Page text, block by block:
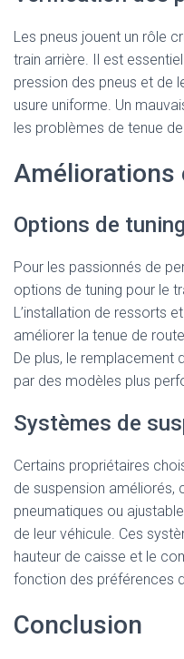
Les pneus jouent un rôle
train arrière. Il est
pression des pneus et de
usure uniforme. Un
les problèmes de tenue
Options de tuning
Pour les passionnés de
options de tuning pour le
L’installation de ressorts
améliorer la tenue de
De plus, le remplacement
par des modèles plus
Systèmes de
Certains propriétaires
de suspension améliorés,
pneumatiques ou
de leur véhicule. Ces
hauteur de caisse et le
fonction des préférences
Conclusion